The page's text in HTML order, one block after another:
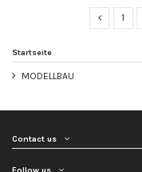
1
Startseite
MODELLBAU
Contact us
Follow us